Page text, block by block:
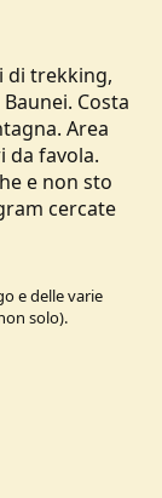
di trekking,
Costa
Area
da favola.
e non sto
cercate
e delle varie
solo).